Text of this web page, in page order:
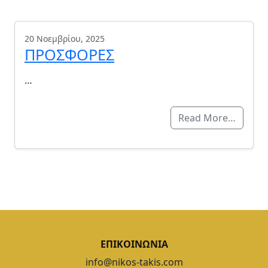
20 Νοεμβρίου, 2025
ΠΡΟΣΦΟΡΕΣ
…
Read More…
ΕΠΙΚΟΙΝΩΝΙΑ
info@nikos-takis.com